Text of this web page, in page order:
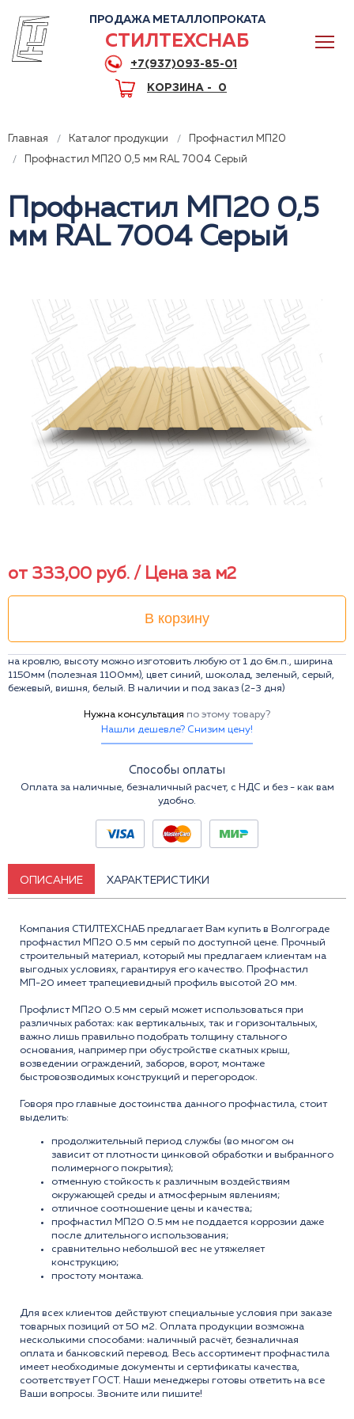
0
+7(937)093-85-01
ПРОДАЖА МЕТАЛЛОПРОКАТА
СТИЛТЕХСНАБ
+7(937)093-85-01
КОРЗИНА - 0
Главная Каталог продукции
Профнастил МП20
Профнастил МП20 0,5 мм RAL 7004 Серый
Профнастил МП20 0,5
мм RAL 7004 Серый
от 333,00 руб. / Цена за м2
В корзину
на кровлю, высоту можно изготовить любую от 1 до 6м.п., ширина
1150мм (полезная 1100мм), цвет синий, шоколад, зеленый, серый,
бежевый, вишня, белый. В наличии и под заказ (2-3 дня)
Нужна консультация по этому товару?
Нашли дешевле? Снизим цену!
Способы оплаты
Оплата за наличные, безналичный расчет, с НДС и без - как вам
удобно.
ОПИСАНИЕ ХАРАКТЕРИСТИКИ
Компания СТИЛТЕХСНАБ предлагает Вам купить в Волгограде
профнастил МП20 0.5 мм серый по доступной цене. Прочный
строительный материал, который мы предлагаем клиентам на
выгодных условиях, гарантируя его качество. Профнастил
МП-20 имеет трапециевидный профиль высотой 20 мм.
Профлист МП20 0.5 мм серый может использоваться при
различных работах: как вертикальных, так и горизонтальных,
важно лишь правильно подобрать толщину стального
основания, например при обустройстве скатных крыш,
возведении ограждений, заборов, ворот, монтаже
быстровозводимых конструкций и перегородок.
Говоря про главные достоинства данного профнастила, стоит
выделить:
продолжительный период службы (во многом он
зависит от плотности цинковой обработки и выбранного
полимерного покрытия);
отменную стойкость к различным воздействиям
окружающей среды и атмосферным явлениям;
отличное соотношение цены и качества;
профнастил МП20 0.5 мм не поддается коррозии даже
после длительного использования;
сравнительно небольшой вес не утяжеляет
конструкцию;
простоту монтажа.
Для всех клиентов действуют специальные условия при заказе
товарных позиций от 50 м2. Оплата продукции возможна
несколькими способами: наличный расчёт, безналичная
оплата и банковский перевод. Весь ассортимент профнастила
имеет необходимые документы и сертификаты качества,
соответствует ГОСТ. Наши менеджеры готовы ответить на все
Ваши вопросы. Звоните или пишите!